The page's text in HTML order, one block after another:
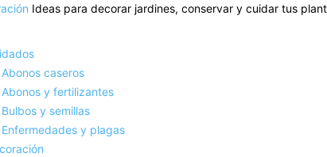
Ideas para decorar jardines, conservar y cuidar tus
Abonos caseros
Abonos y fertilizantes
Bulbos y semillas
Enfermedades y plagas